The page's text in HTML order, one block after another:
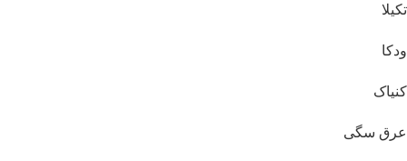
تکیلا
ودکا
کنیاک
عرق سگی